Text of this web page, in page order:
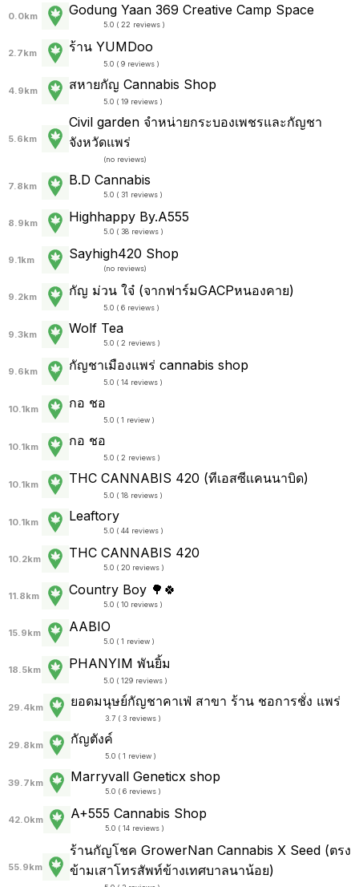
0.0km Godung Yaan 369 Creative Camp Space
5.0 ( 22 reviews )
2.7km ร้าน YUMDoo
5.0 ( 9 reviews )
4.9km สหายกัญ Cannabis Shop
5.0 ( 19 reviews )
5.6km
Civil garden จำหน่ายกระบองเพชรและกัญชา
จังหวัดแพร่
(no reviews)
7.8km B.D Cannabis
5.0 ( 31 reviews )
8.9km Highhappy By.A555
5.0 ( 38 reviews )
9.1km Sayhigh420 Shop
(no reviews)
9.2km กัญ ม่วน ใจ๋ (จากฟาร์มGACPหนองคาย)
5.0 ( 6 reviews )
9.3km Wolf Tea
5.0 ( 2 reviews )
9.6km กัญชาเมืองแพร่ cannabis shop
5.0 ( 14 reviews )
10.1km กอ ชอ
5.0 ( 1 review )
10.1km กอ ชอ
5.0 ( 2 reviews )
10.1km THC CANNABIS 420 (ทีเอสซีเเคนนาบิด)
5.0 ( 18 reviews )
10.1km Leaftory
5.0 ( 44 reviews )
10.2km THC CANNABIS 420
5.0 ( 20 reviews )
11.8km Country Boy 🌳🍀
5.0 ( 10 reviews )
15.9km AABIO
5.0 ( 1 review )
18.5km PHANYIM พันยิ้ม
5.0 ( 129 reviews )
29.4km ยอดมนุษย์กัญชาคาเฟ่ สาขา ร้าน ชอการชั่ง แพร่
3.7 ( 3 reviews )
29.8km กัญตังค์
5.0 ( 1 review )
39.7km Marryvall Geneticx shop
5.0 ( 6 reviews )
42.0km A+555 Cannabis Shop
5.0 ( 14 reviews )
55.9km
ร้านกัญโชค GrowerNan Cannabis X Seed (ตรง
ข้ามเสาโทรสัพท์ข้างเทศบาลนาน้อย)